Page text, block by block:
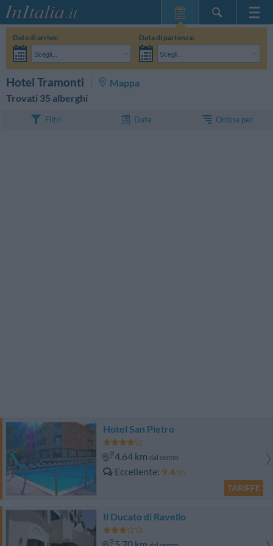
Home Page
Le mie Prenotazioni
InItalia Club
Data di arrivo:
Scegli...
Data di partenza:
Scegli...
Hotel Tramonti
Mappa
Trovati 35 alberghi
Filtri Date Ordina per
Hotel San Pietro
4.64 km dal centro
Eccellente 9.4/10
TARIFFE
Il Ducato di Ravello